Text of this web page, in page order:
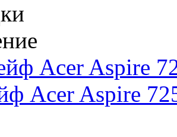
Acer Aspire